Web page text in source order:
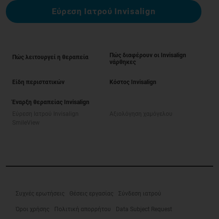
Εύρεση Ιατρού Invisalign
Πώς λειτουργεί η θεραπεία
Πώς διαφέρουν οι Invisalign
νάρθηκες
Είδη περιστατικών Κόστος Invisalign
Έναρξη θεραπείας Invisalign
Συχνές ερωτήσεις Θέσεις εργασίας Σύνδεση ιατρού
Όροι χρήσης Πολιτική απορρήτου Data Subject Request